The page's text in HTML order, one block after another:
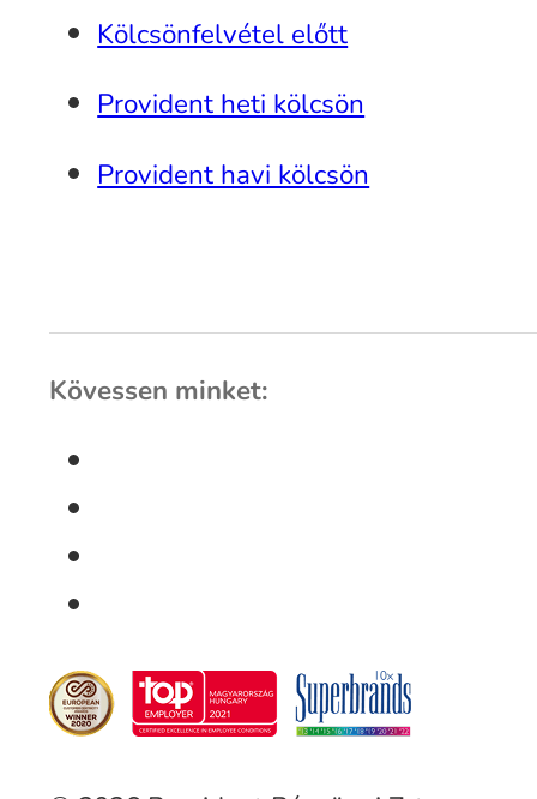
Kölcsönfelvétel előtt
Provident heti kölcsön
Provident havi kölcsön
Kövessen minket: